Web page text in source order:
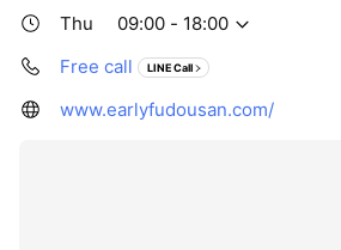
Thu
09:00 - 18:00
Free call
LINE Call
www.earlyfudousan.com/